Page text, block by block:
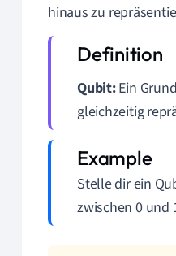
hinaus zu
Qubit:Ein
gleichzeitig
Stelle dir ein
zwischen 0 und